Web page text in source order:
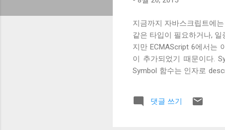
지금까지 자바스크립트에
같은 타입이 필요하거나,
지만 ECMAScript 6에서는
이 추가되었기 때문이다.
Symbol 함수는 인자로
는 Symbol 타입이 unique
댓글 쓰기